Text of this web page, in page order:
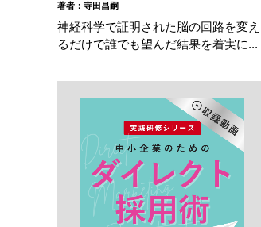
著者：寺田昌嗣
神経科学で証明された脳の回路を変え
るだけで誰でも望んだ結果を着実に...